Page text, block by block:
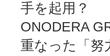
手を起用？
ONODERA
重なった「努